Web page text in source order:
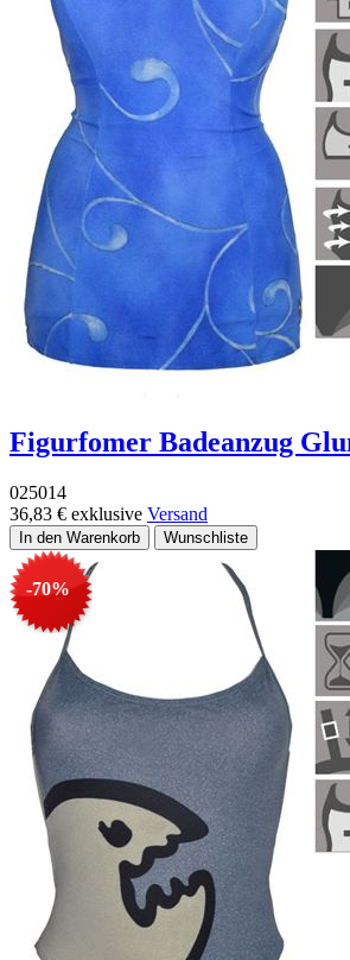
Figurfomer Badeanzug
025014
36,83 € exklusive Versand
-70%